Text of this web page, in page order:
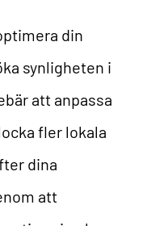
din
synligheten i
att anpassa
fler lokala
dina
att